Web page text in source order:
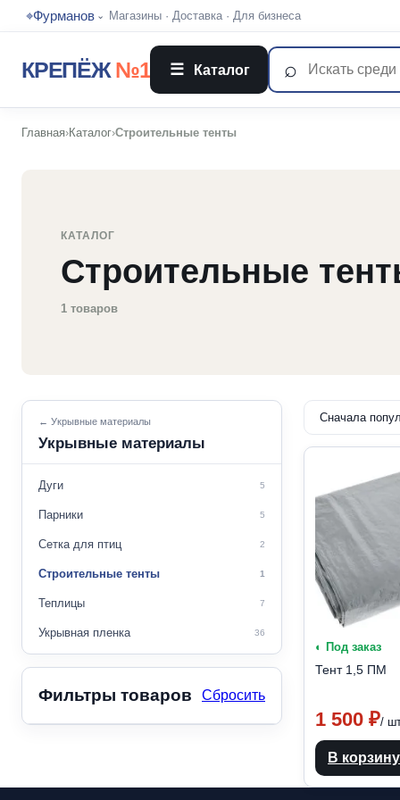
⌖Фурманов ⌄ Магазины · Доставка· Для бизнеса
КРЕПЁЖ №1 ☰ Каталог ⌕
Главная›Каталог›Строительные тенты
КАТАЛОГ
Строительные
1 товаров
← Укрывные материалы
Укрывные материалы
Дуги 5
Парники 5
Сетка для птиц 2
Строительные тенты 1
Теплицы 7
Укрывная пленка 36
Фильтры товаров Сбросить
◐ Под заказ
Тент 1,5 ПМ
1 500 ₽/
В корзину